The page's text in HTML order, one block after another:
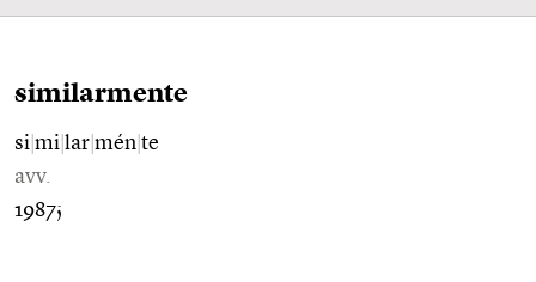
similarmente
si mi lar mén te
avv.
1987;